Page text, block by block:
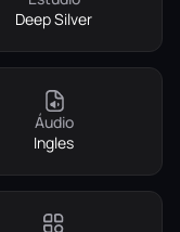
Deep Silver
Áudio
Ingles